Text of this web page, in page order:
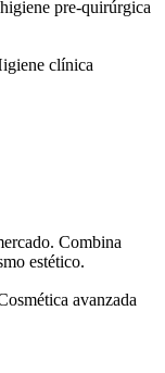
pre-quirúrgica
clínica
Combina
estético.
avanzada